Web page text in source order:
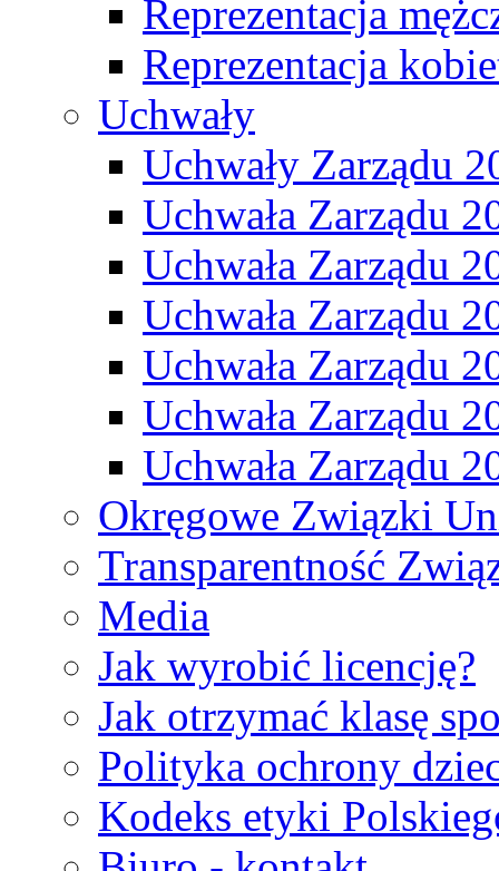
Reprezentacja
Reprezentacja
Uchwały
Uchwały Zarządu
Uchwała Zarządu
Uchwała Zarządu
Uchwała Zarządu
Uchwała Zarządu
Uchwała Zarządu
Uchwała Zarządu
Okręgowe Związki
Transparentność
Media
Jak wyrobić licencję?
Jak otrzymać klasę
Polityka ochrony
Kodeks etyki